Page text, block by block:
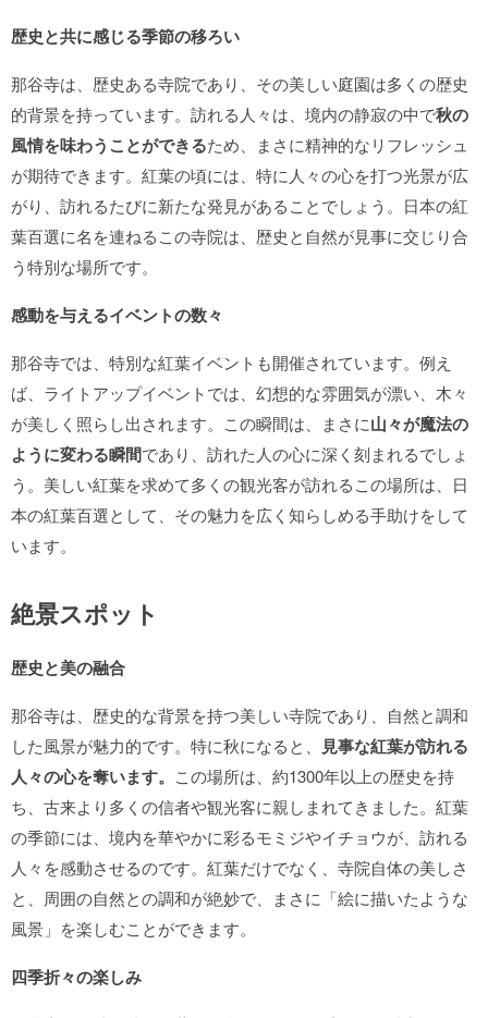
歴史と共に感じる季節の移ろい
那谷寺は、歴史ある寺院であり、その美しい庭園は多くの歴史
的背景を持っています。訪れる人々は、境内の静寂の中で秋の
風情を味わうことができるため、まさに精神的なリフレッシュ
が期待できます。紅葉の頃には、特に人々の心を打つ光景が広
がり、訪れるたびに新たな発見があることでしょう。日本の紅
葉百選に名を連ねるこの寺院は、歴史と自然が見事に交じり合
う特別な場所です。
感動を与えるイベントの数々
那谷寺では、特別な紅葉イベントも開催されています。例え
ば、ライトアップイベントでは、幻想的な雰囲気が漂い、木々
が美しく照らし出されます。この瞬間は、まさに山々が魔法の
ように変わる瞬間であり、訪れた人の心に深く刻まれるでしょ
う。美しい紅葉を求めて多くの観光客が訪れるこの場所は、日
本の紅葉百選として、その魅力を広く知らしめる手助けをして
います。
絶景スポット
歴史と美の融合
那谷寺は、歴史的な背景を持つ美しい寺院であり、自然と調和
した風景が魅力的です。特に秋になると、 見事な紅葉が訪れる
人々の心を奪います。 この場所は、約1300年以上の歴史を持
ち、古来より多くの信者や観光客に親しまれてきました。紅葉
の季節には、境内を華やかに彩るモミジやイチョウが、訪れる
人々を感動させるのです。紅葉だけでなく、寺院自体の美しさ
と、周囲の自然との調和が絶妙で、まさに「絵に描いたような
風景」を楽しむことができます。
四季折々の楽しみ